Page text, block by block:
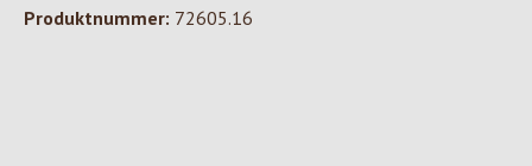
Produktnummer: 72605.16